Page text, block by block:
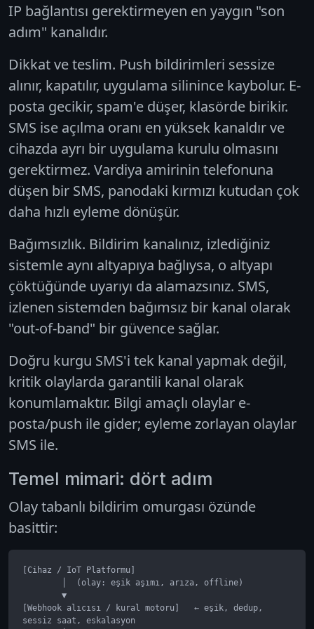
IP bağlantısı gerektirmeyen en yaygın "son
adım" kanalıdır.
Dikkat ve teslim. Push bildirimleri sessize
alınır, kapatılır, uygulama silinince kaybolur. E-
posta gecikir, spam'e düşer, klasörde birikir.
SMS ise açılma oranı en yüksek kanaldır ve
cihazda ayrı bir uygulama kurulu olmasını
gerektirmez. Vardiya amirinin telefonuna
düşen bir SMS, panodaki kırmızı kutudan çok
daha hızlı eyleme dönüşür.
Bağımsızlık. Bildirim kanalınız, izlediğiniz
sistemle aynı altyapıya bağlıysa, o altyapı
çöktüğünde uyarıyı da alamazsınız. SMS,
izlenen sistemden bağımsız bir kanal olarak
"out-of-band" bir güvence sağlar.
Doğru kurgu SMS'i tek kanal yapmak değil,
kritik olaylarda garantili kanal olarak
konumlamaktır. Bilgi amaçlı olaylar e-
posta/push ile gider; eyleme zorlayan olaylar
SMS ile.
Temel mimari: dört adım
Olay tabanlı bildirim omurgası özünde
basittir:
[Cihaz / IoT Platformu]
[Webhook alıcısı / kural motoru]   ← eşik, dedup,
sessiz saat, eskalasyon